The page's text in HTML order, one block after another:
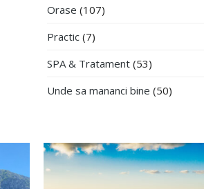
Orase (107)
Practic (7)
SPA & Tratament (53)
Unde sa mananci bine (50)